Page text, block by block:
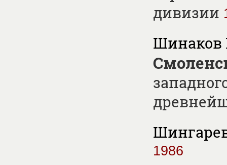
дивизии
Шинаков
1986